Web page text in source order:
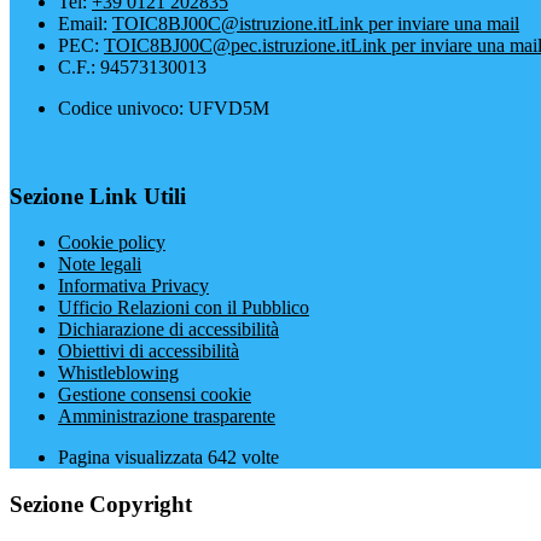
Email: TOIC8BJ00C@istruzione.itLink per inviare una mail
PEC: TOIC8BJ00C@pec.istruzione.itLink per inviare una mail
C.F.: 94573130013
Codice univoco: UFVD5M
Sezione Link Utili
Cookie policy
Note legali
Informativa Privacy
Ufficio Relazioni con il Pubblico
Dichiarazione di accessibilità
Obiettivi di accessibilità
Whistleblowing
Gestione consensi cookie
Amministrazione trasparente
Pagina visualizzata 642 volte
Sezione Copyright